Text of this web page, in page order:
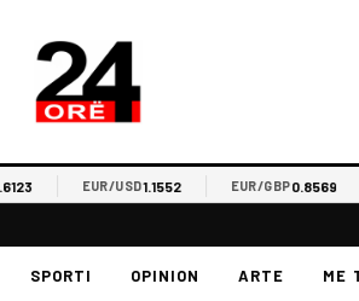
EUR/USD1.1552 EUR/GBP0.8569
SPORTI OPINION ARTE ME